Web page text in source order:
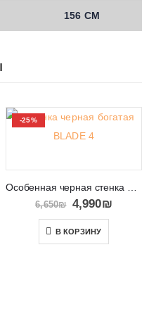
156 СМ
-25%
6,650₪ 4,990₪
В КОРЗИНУ